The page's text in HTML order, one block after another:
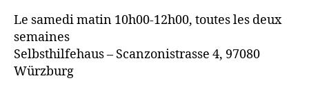
Le samedi matin 10h00-12h00, toutes les deux
semaines
Selbsthilfehaus – Scanzonistrasse 4, 97080
Würzburg